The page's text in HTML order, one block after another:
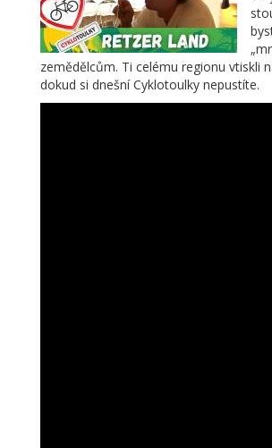
zemědělcům. Ti celému regionu vtiskli
dokud si dnešní Cyklotoulky nepustíte.